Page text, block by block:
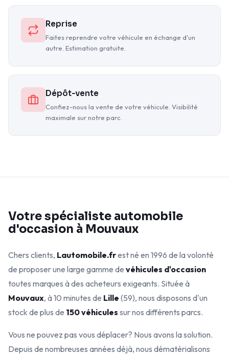
Reprise
Faites reprendre votre véhicule en échange d'un
autre. Estimation gratuite.
Dépôt-vente
Confiez-nous la vente de votre véhicule. Visibilité
maximale sur notre parc.
Votre spécialiste automobile
d'occasion à Mouvaux
Chers clients, Lautomobile.frest né en 1996 de la volonté
de proposer une large gamme de véhicules d'occasion
toutes marques à des acheteurs exigeants. Située à
Mouvaux, à 10 minutes de Lille (59), nous disposons d'un
stock de plus de 150 véhicules sur nos différents parcs.
Vous ne pouvez pas vous déplacer? Nous avons la solution.
Depuis de nombreuses années déjà, nous dématérialisons